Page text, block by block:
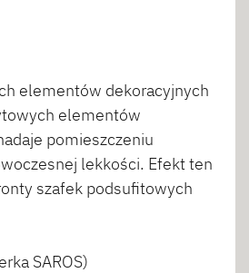
elementów dekoracyjnych
elementów
pomieszczeniu
lekkości. Efekt ten
szafek podsufitowych
SAROS)